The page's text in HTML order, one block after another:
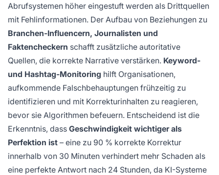
Abrufsystemen höher eingestuft werden als Drittquellen
mit Fehlinformationen. Der Aufbau von Beziehungen zu
Branchen-Influencern, Journalisten und
Faktencheckern schafft zusätzliche autoritative
Quellen, die korrekte Narrative verstärken. Keyword-
und Hashtag-Monitoring hilft Organisationen,
aufkommende Falschbehauptungen frühzeitig zu
identifizieren und mit Korrekturinhalten zu reagieren,
bevor sie Algorithmen befeuern. Entscheidend ist die
Erkenntnis, dass Geschwindigkeit wichtiger als
Perfektion ist – eine zu 90 % korrekte Korrektur
innerhalb von 30 Minuten verhindert mehr Schaden als
eine perfekte Antwort nach 24 Stunden, da KI-Systeme